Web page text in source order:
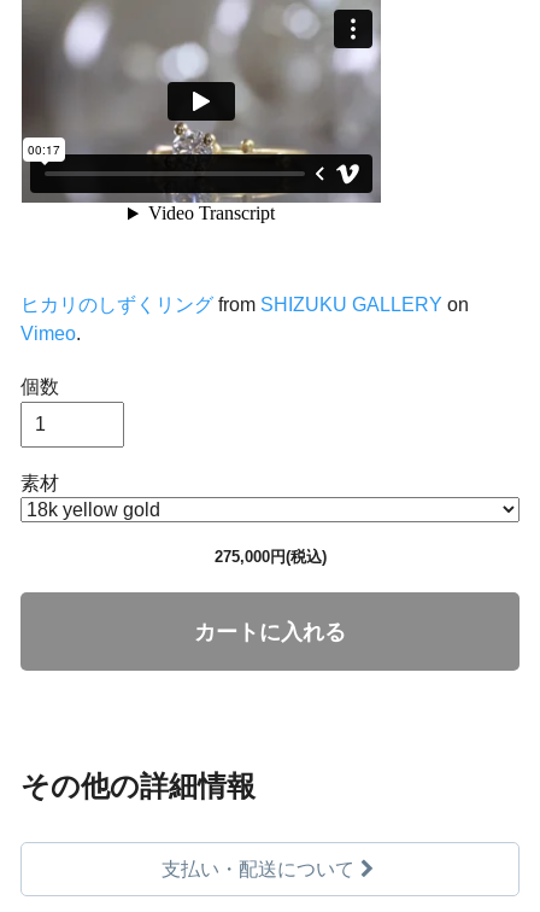
ヒカリのしずくリングfrom SHIZUKU GALLERY on
Vimeo.
個数
素材
275,000円(税込)
カートに入れる
その他の詳細情報
支払い・配送について